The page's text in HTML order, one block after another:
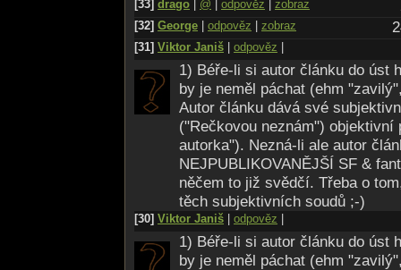
[33] drago @ odpověz zobraz
[32] George odpověz zobraz
[31] Viktor Janiš odpověz
1) Béře-li si autor článku do úst
by je neměl páchat (ehm
Autor článku dává své
("Rečkovou neznám") objektivní
autorka"). Nezná-li ale autor
NEJPUBLIKOVANĚJŠÍ SF &
něčem to již svědčí. Třeba o
těch subjektivních soudů ;-)
[30] Viktor Janiš odpověz
1) Béře-li si autor článku do úst
by je neměl páchat (ehm